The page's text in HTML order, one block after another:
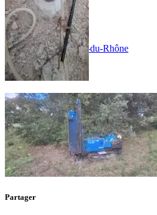
Bouches-du-Rhône
Haute-Garonne
Var
Partager